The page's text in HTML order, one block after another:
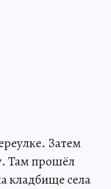
Затем
Там прошёл
кладбище села